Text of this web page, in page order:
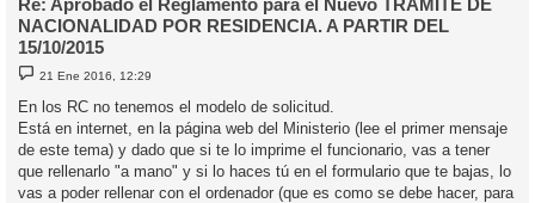
Re: Aprobado el Reglamento para el Nuevo TRÁMITE DE
NACIONALIDAD POR RESIDENCIA. A PARTIR DEL
15/10/2015
M
e
n
s
a
e
21 Ene 2016, 12:29
En los RC no tenemos el modelo de solicitud.
Está en internet, en la página web del Ministerio (lee el primer mensaje
de este tema) y dado que si te lo imprime el funcionario, vas a tener
que rellenarlo "a mano" y si lo haces tú en el formulario que te bajas, lo
vas a poder rellenar con el ordenador (que es como se debe hacer, para